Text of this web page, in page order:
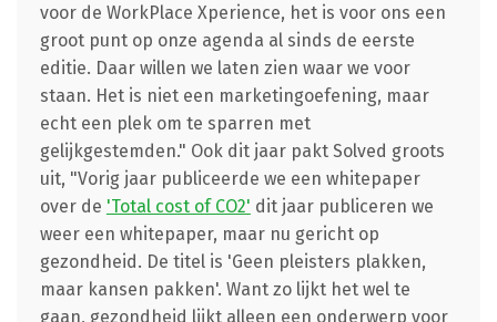
voor de WorkPlace Xperience, het is voor ons een
groot punt op onze agenda al sinds de eerste
editie. Daar willen we laten zien waar we voor
staan. Het is niet een marketingoefening, maar
echt een plek om te sparren met
gelijkgestemden." Ook dit jaar pakt Solved groots
uit, "Vorig jaar publiceerde we een whitepaper
over de 'Total cost of CO2' dit jaar publiceren we
weer een whitepaper, maar nu gericht op
gezondheid. De titel is 'Geen pleisters plakken,
maar kansen pakken'. Want zo lijkt het wel te
gaan, gezondheid lijkt alleen een onderwerp voor